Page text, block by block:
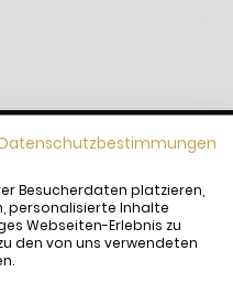
Besucherdaten platzieren,
personalisierte Inhalte
Webseiten-Erlebnis zu
den von uns verwendeten